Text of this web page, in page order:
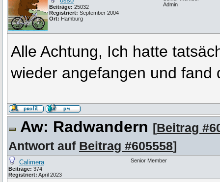
Beiträge: 25032
Registriert: September 2004
Ort: Hamburg
Admin
Alle Achtung, Ich hatte
wieder angefangen und fand
Aw: Radwandern [Beitrag
Antwort auf Beitrag #605558]
Calimera
Beiträge: 374
Registriert: April 2023
Senior Member